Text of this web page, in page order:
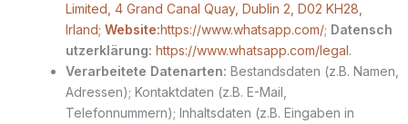
Limited, 4 Grand Canal Quay, Dublin 2, D02 KH28,
Irland; Website:https://www.whatsapp.com/; Datensch
utzerklärung: https://www.whatsapp.com/legal.
Verarbeitete Datenarten: Bestandsdaten (z.B. Namen,
Adressen); Kontaktdaten (z.B. E-Mail,
Telefonnummern); Inhaltsdaten (z.B. Eingaben in